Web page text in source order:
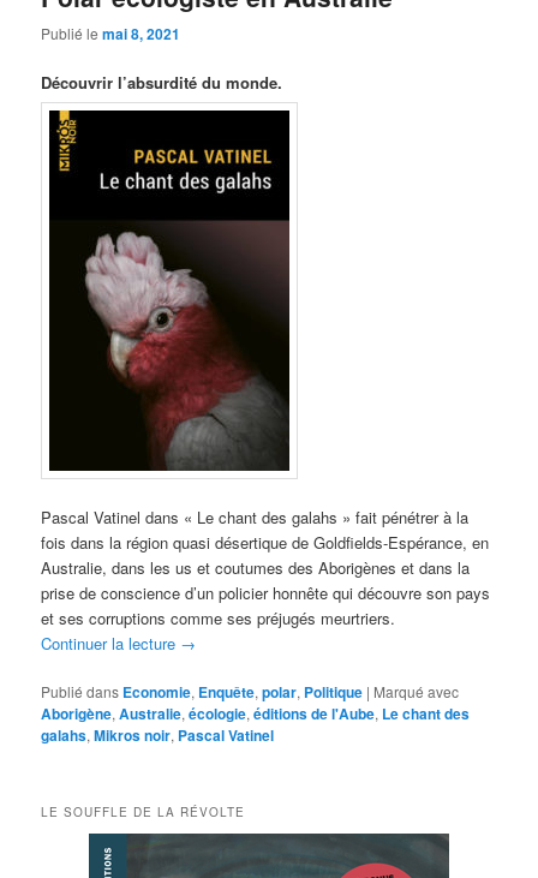
Publié lemai 8, 2021
Découvrir l’absurdité du monde.
Pascal Vatinel dans « Le chant des galahs » fait pénétrer à la
fois dans la région quasi désertique de Goldfields-Espérance, en
Australie, dans les us et coutumes des Aborigènes et dans la
prise de conscience d’un policier honnête qui découvre son pays
et ses corruptions comme ses préjugés meurtriers.
Continuer la lecture →
Publié dans Economie, Enquête,polar, Politique | Marqué avec
Aborigène,Australie,écologie,éditions de l'Aube, Le chant des
galahs,Mikros noir, Pascal Vatinel
LE SOUFFLE DE LA RÉVOLTE